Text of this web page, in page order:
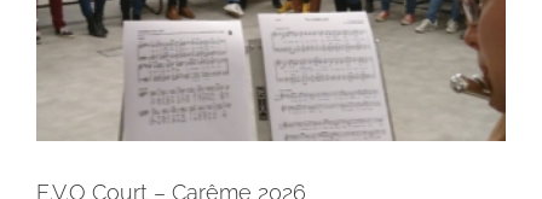
E.V.O Court – Carême 2026